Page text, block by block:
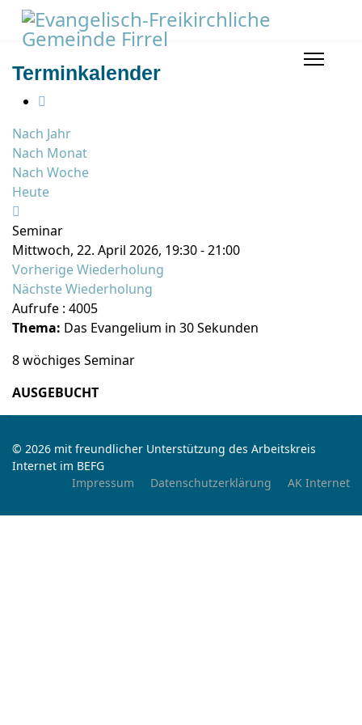
Terminkalender
Nach Jahr
Nach Monat
Nach Woche
Heute
Seminar
Mittwoch, 22. April 2026, 19:30 - 21:00
Vorherige Wiederholung
Nächste Wiederholung
Aufrufe : 4005
Thema: Das Evangelium in 30 Sekunden
8 wöchiges Seminar
AUSGEBUCHT
© 2026 mit freundlicher Unterstützung des Arbeitskreis
Internet im BEFG
Impressum
Datenschutzerklärung AK Internet